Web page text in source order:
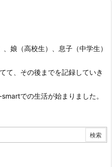
娘（高校生）、息子（中学生）
て、その後までを記録していき
での生活が始まりました。